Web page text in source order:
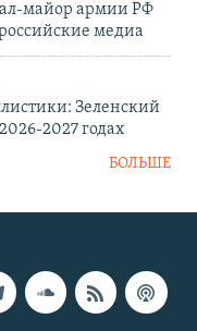
майор армии РФ
медиа
Зеленский
2027 годах
БОЛЬШЕ